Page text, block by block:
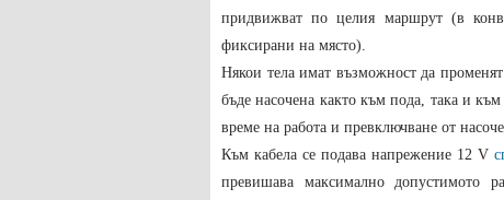
придвижват по целия маршрут (в
фиксирани на място).
Някои тела имат възможност да
бъде насочена както към пода, така и
време на работа и превключване от
Към кабела се подава напрежение 12 V
превишава максимално допустимото